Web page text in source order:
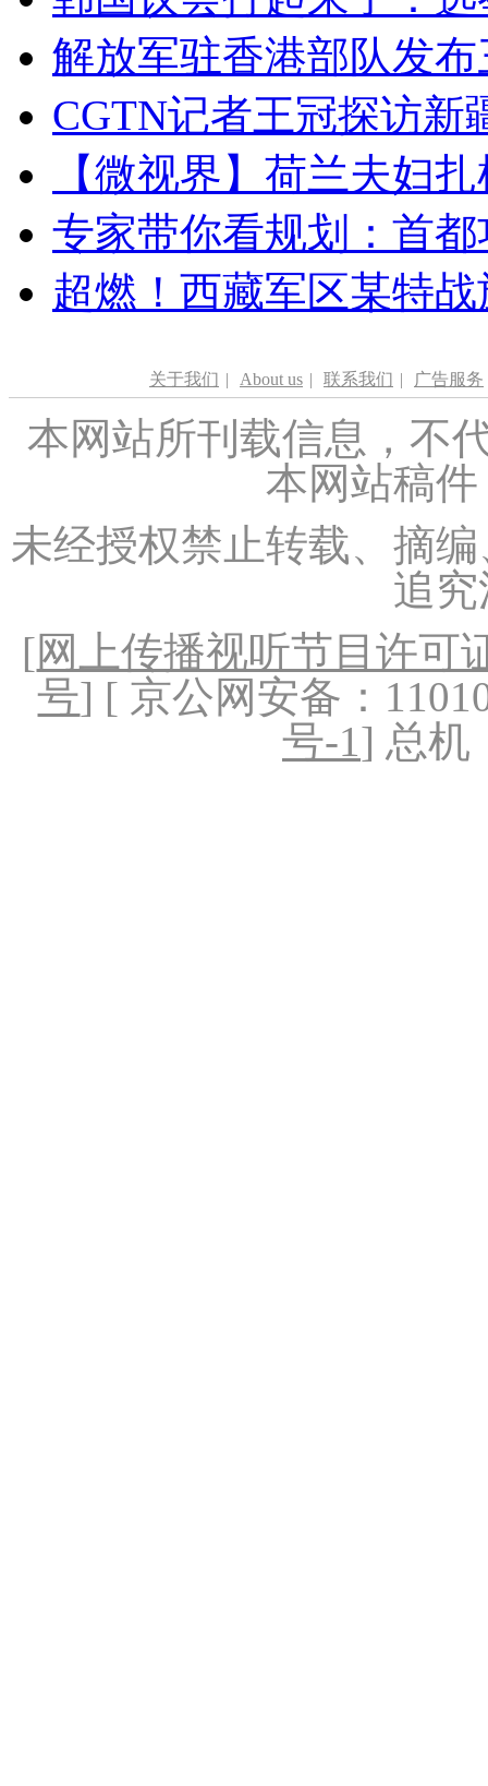
解放军驻香港部队发
CGTN记者王冠探访新
【微视界】荷兰夫妇
专家带你看规划：首
超燃！西藏军区某特
关于我们 | About us | 联系我们 | 广告服务
本网站所刊载信息，不
本网站稿
未经授权禁止转载、摘
追
[网上传播视听节目许可
号] [ 京公网安备：
号-1] 总机